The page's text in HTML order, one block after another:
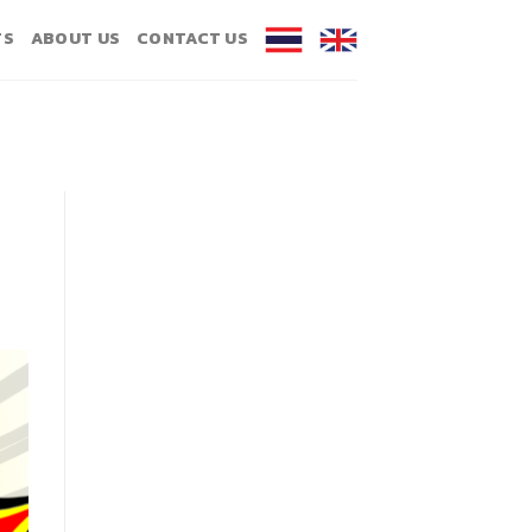
ABOUT US CONTACT US